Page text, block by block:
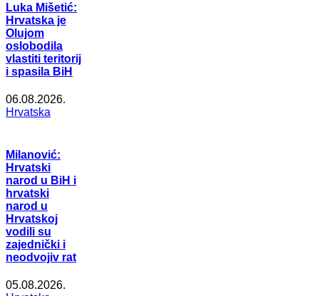
Luka Mišetić:
Hrvatska je
Olujom
oslobodila
vlastiti teritorij
i spasila BiH
06.08.2026.
Hrvatska
Milanović:
Hrvatski
narod u BiH i
hrvatski
narod u
Hrvatskoj
vodili su
zajednički i
neodvojiv rat
05.08.2026.